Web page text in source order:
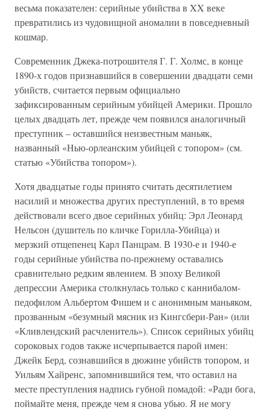
весьма показателен: серийные убийства в XX веке
превратились из чудовищной аномалии в повседневный
кошмар.
Современник Джека-потрошителя Г. Г. Холмс, в конце
1890-х годов признавшийся в совершении двадцати семи
убийств, считается первым официально
зафиксированным серийным убийцей Америки. Прошло
целых двадцать лет, прежде чем появился аналогичный
преступник – оставшийся неизвестным маньяк,
названный «Нью-орлеанским убийцей с топором» (см.
статью «Убийства топором»).
Хотя двадцатые годы принято считать десятилетием
насилий и множества других преступлений, в то время
действовали всего двое серийных убийц: Эрл Леонард
Нельсон (душитель по кличке Горилла-Убийца) и
мерзкий отщепенец Карл Панцрам. В 1930-е и 1940-е
годы серийные убийства по-прежнему оставались
сравнительно редким явлением. В эпоху Великой
депрессии Америка столкнулась только с каннибалом-
педофилом Альбертом Фишем и с анонимным маньяком,
прозванным «безумный мясник из Кингсбери-Ран» (или
«Кливлендский расчленитель»). Список серийных убийц
сороковых годов также исчерпывается парой имен:
Джейк Берд, сознавшийся в дюжине убийств топором, и
Уильям Хайренс, запомнившийся тем, что оставил на
месте преступления надпись губной помадой: «Ради бога,
поймайте меня, прежде чем я снова убью. Я не могу